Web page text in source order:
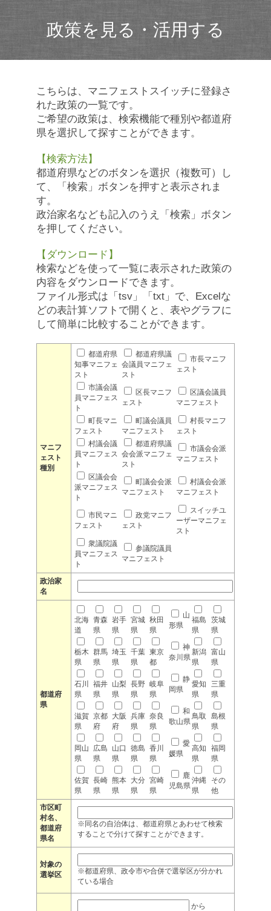
政策を見る・活用する
こちらは、マニフェストスイッチに登録さ
れた政策の一覧です。
ご希望の政策は、検索機能で種別や都道府
県を選択して探すことができます。
【検索方法】
都道府県などのボタンを選択（複数可）し
て、「検索」ボタンを押すと表示されま
す。
政治家名なども記入のうえ「検索」ボタン
を押してください。
【ダウンロード】
検索などを使って一覧に表示された政策の
内容をダウンロードできます。
ファイル形式は「tsv」「txt」で、Excelな
どの表計算ソフトで開くと、表やグラフに
して簡単に比較することができます。
マニフ
ェスト
種別
都道府県
知事マニフェ
スト
都道府県議
会議員マニフェ
スト
市長マニフ
ェスト
市議会議
員マニフェス
ト
区長マニフ
ェスト
区議会議員
マニフェスト
町長マニ
フェスト
町議会議員
マニフェスト
村長マニフ
ェスト
村議会議
員マニフェス
ト
都道府県議
会会派マニフェ
スト
市議会会派
マニフェスト
区議会会
派マニフェス
ト
町議会会派
マニフェスト
村議会会派
マニフェスト
市民マニ
フェスト
政党マニフ
ェスト
スイッチユ
ーザーマニフェ
スト
衆議院議
員マニフェス
ト
参議院議員
マニフェスト
政治家
名
都道府
県
北海
道
青森
県
岩手
県
宮城
県
秋田
県
山
形県
福島
県
茨城
県
栃木
県
群馬
県
埼玉
県
千葉
県
東京
都
神
奈川県
新潟
県
富山
県
石川
県
福井
県
山梨
県
長野
県
岐阜
県
静
岡県
愛知
県
三重
県
滋賀
県
京都
府
大阪
府
兵庫
県
奈良
県
和
歌山県
鳥取
県
島根
県
岡山
県
広島
県
山口
県
徳島
県
香川
県
愛
媛県
高知
県
福岡
県
佐賀
県
長崎
県
熊本
県
大分
県
宮崎
県
鹿
児島県
沖縄
県
その
他
市区町
村名、
都道府
県名
※同名の自治体は、都道府県とあわせて検索
することで分けて探すことができます。
対象の
選挙区
※都道府県、政令市や合併で選挙区が分かれ
ている場合
から